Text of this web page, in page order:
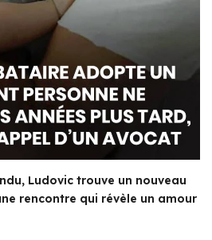
Ludovic trouve un nouveau
rencontre qui révèle un amour